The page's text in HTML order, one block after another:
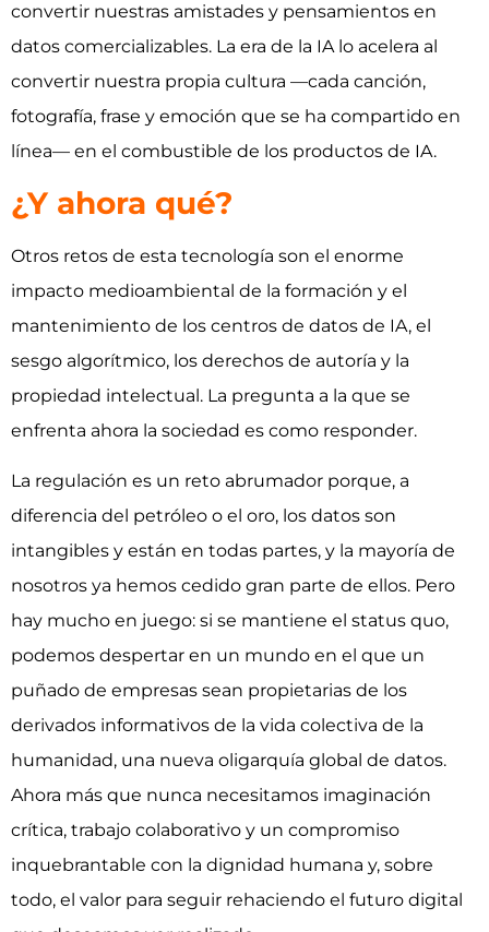
convertir nuestras amistades y pensamientos en
datos comercializables. La era de la IA lo acelera al
convertir nuestra propia cultura —cada canción,
fotografía, frase y emoción que se ha compartido en
línea— en el combustible de los productos de IA.
¿Y ahora qué?
Otros retos de esta tecnología son el enorme
impacto medioambiental de la formación y el
mantenimiento de los centros de datos de IA, el
sesgo algorítmico, los derechos de autoría y la
propiedad intelectual. La pregunta a la que se
enfrenta ahora la sociedad es como responder.
La regulación es un reto abrumador porque, a
diferencia del petróleo o el oro, los datos son
intangibles y están en todas partes, y la mayoría de
nosotros ya hemos cedido gran parte de ellos. Pero
hay mucho en juego: si se mantiene el status quo,
podemos despertar en un mundo en el que un
puñado de empresas sean propietarias de los
derivados informativos de la vida colectiva de la
humanidad, una nueva oligarquía global de datos.
Ahora más que nunca necesitamos imaginación
crítica, trabajo colaborativo y un compromiso
inquebrantable con la dignidad humana y, sobre
todo, el valor para seguir rehaciendo el futuro digital